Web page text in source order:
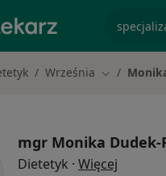
Września Zmień
mgr Monika Dudek-
Dietetyk · Więcej